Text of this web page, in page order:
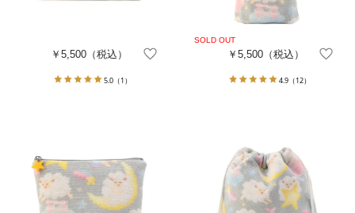
￥5,500 （税込）
5.0 （1）
￥5,500（税込）
4.9（12）